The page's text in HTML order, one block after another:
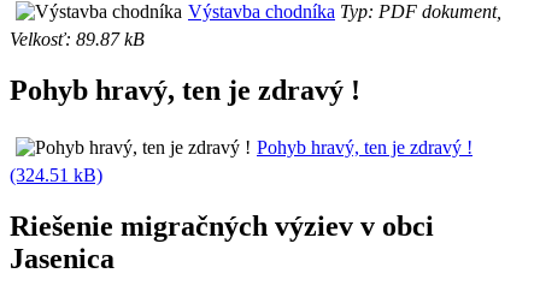
Výstavba chodníka Typ: PDF dokument,
Velkosť: 89.87 kB
Pohyb hravý, ten je zdravý !
Pohyb hravý, ten je zdravý !
(324.51 kB)
Riešenie migračných výziev v obci
Jasenica